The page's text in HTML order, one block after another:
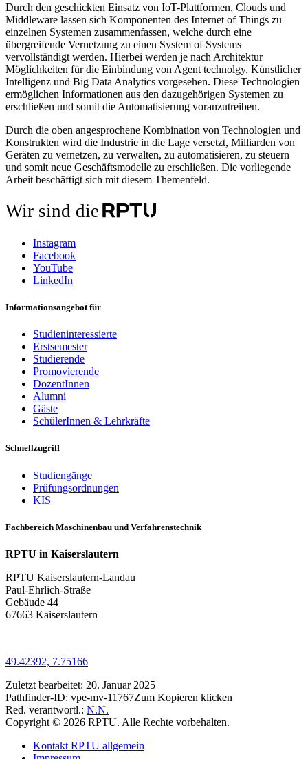
Durch den geschickten Einsatz von IoT-Plattformen, Clouds und
Middleware lassen sich Komponenten des Internet of Things zu
einzelnen Systemen zusammenfassen, welche durch eine
übergreifende Vernetzung zu einen System of Systems
vervollständigt werden. Hierbei werden je nach Architektur
Möglichkeiten für die Einbindung von Agent technolgy, Künstlicher
Intelligenz und Big Data Analytics vorgesehen. Diese Technologien
ermöglichen Informationen aus den dazugehörigen Systemen zu
erschließen und somit die Automatisierung voranzutreiben.
Durch die oben angesprochene Kombination von Technologien und
Konstrukten wird die Industrie in die Lage versetzt, Milliarden von
Geräten zu vernetzen, zu verwalten, zu automatisieren, zu steuern
und somit neue Geschäftsmodelle zu erschließen. Die vorliegende
Arbeit beschäftigt sich mit diesem Themenfeld.
Wir sind die
Instagram
Facebook
YouTube
LinkedIn
Informationsangebot für
Studieninteressierte
Erstsemester
Studierende
Promovierende
DozentInnen
Alumni
Gäste
SchülerInnen & Lehrkräfte
Schnellzugriff
Studiengänge
Prüfungsordnungen
KIS
Fachbereich Maschinenbau und Verfahrenstechnik
RPTU in Kaiserslautern
RPTU Kaiserslautern-Landau
Paul-Ehrlich-Straße
Gebäude 44
67663 Kaiserslautern
49.42392, 7.75166
Zuletzt bearbeitet: 20. Januar 2025
Pathfinder-ID: vpe-mv-11767Zum Kopieren klicken
Red. verantwortl.: N.N.
Copyright © 2026 RPTU. Alle Rechte vorbehalten.
Kontakt RPTU allgemein